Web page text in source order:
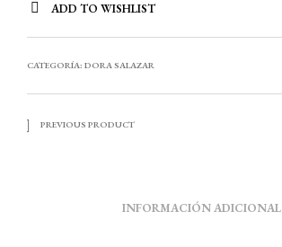
ADD TO WISHLIST
CATEGORÍA: DORA SALAZAR
PREVIOUS PRODUCT
INFORMACIÓN ADICIONAL